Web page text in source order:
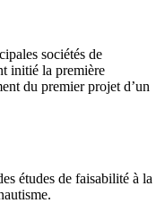
sociétés de
initié la première
du premier projet d’un
études de faisabilité à la